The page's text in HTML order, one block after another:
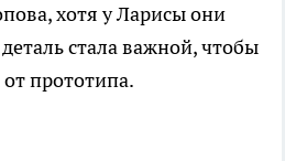
хотя у Ларисы они
стала важной, чтобы
прототипа.